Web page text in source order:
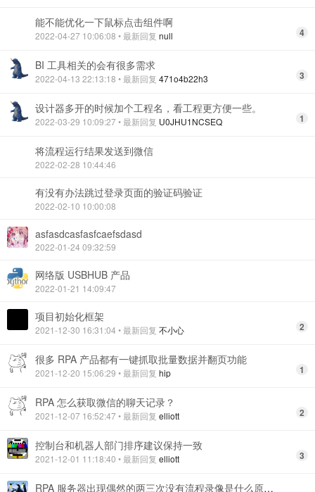
能不能优化一下鼠标点击组件啊
2022-04-27 10:06:08 • 最新回复 null 4
BI 工具相关的会有很多需求
2022-04-13 22:13:18 • 最新回复 471o4b22h3 3
设计器多开的时候加个工程名，看工程更方便一些。
2022-03-29 10:09:27 • 最新回复 U0JHU1NCSEQ 1
将流程运行结果发送到微信
2022-02-28 10:44:46
有没有办法跳过登录页面的验证码验证
2022-02-10 10:00:08
asfasdcasfasfcaefsdasd
2022-01-24 09:32:59
网络版 USBHUB 产品
2022-01-21 14:09:47
项目初始化框架
2021-12-30 16:31:04 • 最新回复 不小心 2
很多 RPA 产品都有一键抓取批量数据并翻页功能
2021-12-20 15:06:29 • 最新回复 hip 1
RPA 怎么获取微信的聊天记录？
2021-12-07 16:52:47 • 最新回复 elliott 2
控制台和机器人部门排序建议保持一致
2021-12-01 11:18:40 • 最新回复 elliott 3
RPA 服务器出现偶然的两三次没有流程录像是什么原因，要怎么解决。急